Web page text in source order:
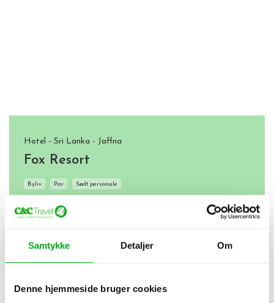
Samtykke Detaljer Om
Denne hjemmeside bruger cookies
Hotel - Sri Lanka - Jaffna
Fox Resort
Byliv Par Sødt personale